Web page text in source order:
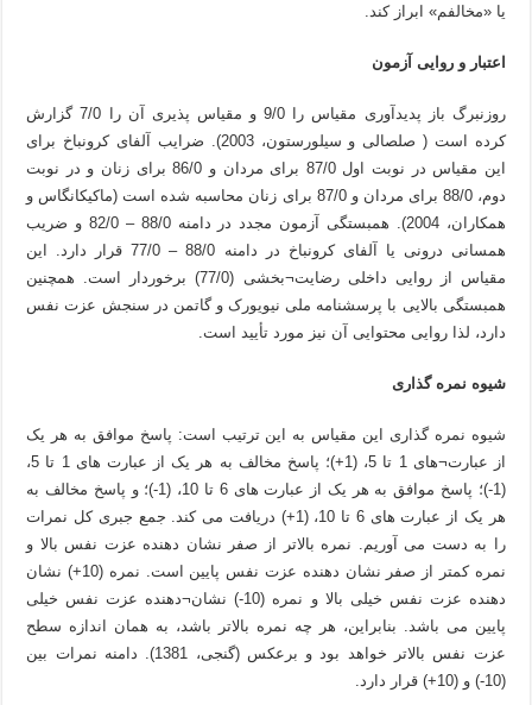
یا «مخالفم» ابراز کند.
اعتبار و روایی آزمون
روزنبرگ باز پدیدآوری مقیاس را 9/0 و مقیاس پذیری آن را 7/0 گزارش
کرده است ( صلصالی و سیلورستون، 2003). ضرایب آلفای کرونباخ برای
این مقیاس در نوبت اول 87/0 برای مردان و 86/0 برای زنان و در نوبت
دوم، 88/0 برای مردان و 87/0 برای زنان محاسبه شده است (ماکیکانگاس و
همکاران، 2004). همبستگی آزمون مجدد در دامنه 88/0 – 82/0 و ضریب
همسانی درونی یا آلفای کرونباخ در دامنه 88/0 – 77/0 قرار دارد. این
مقیاس از روایی داخلی رضایت¬بخشی (77/0) برخوردار است. همچنین
همبستگی بالایی با پرسشنامه ملی نیویورک و گاتمن در سنجش عزت نفس
دارد، لذا روایی محتوایی آن نیز مورد تأیید است.
شیوه نمره گذاری
شیوه نمره گذاری این مقیاس به این ترتیب است: پاسخ موافق به هر یک
از عبارت¬های 1 تا 5، (1+)؛ پاسخ مخالف به هر یک از عبارت های 1 تا 5،
(1-)؛ پاسخ موافق به هر یک از عبارت های 6 تا 10، (1-)؛ و پاسخ مخالف به
هر یک از عبارت های 6 تا 10، (1+) دریافت می کند. جمع جبری کل نمرات
را به دست می آوریم. نمره بالاتر از صفر نشان دهنده عزت نفس بالا و
نمره کمتر از صفر نشان دهنده عزت نفس پایین است. نمره (10+) نشان
دهنده عزت نفس خیلی بالا و نمره (10-) نشان¬دهنده عزت نفس خیلی
پایین می باشد. بنابراین، هر چه نمره بالاتر باشد، به همان اندازه سطح
عزت نفس بالاتر خواهد بود و برعکس (گنجی، 1381). دامنه نمرات بین
(10-) و (10+) قرار دارد.